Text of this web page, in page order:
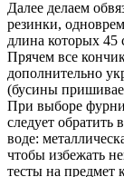
Далее делаем
резинки,
длина которых 45
Прячем все
дополнительно
(бусины
При выборе
следует обратить
воде:
чтобы избежать
тесты на предмет